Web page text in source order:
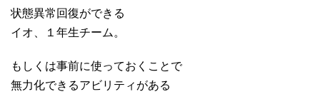
状態異常回復ができる
イオ、１年生チーム。
もしくは事前に使っておくことで
無力化できるアビリティがある